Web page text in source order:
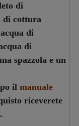
di
di cottura
di
di
spazzola e un
il manuale
riceverete